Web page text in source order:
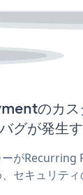
のカス
グが発生
が
セキュリテ